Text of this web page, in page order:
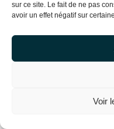
sur ce site. Le fait de ne pas
avoir un effet négatif sur
Voir